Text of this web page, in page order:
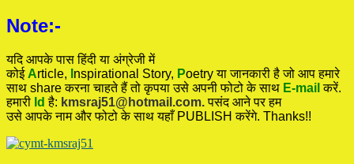
Note:-
यदि आपके पास हिंदी या अंग्रेजी में
कोईArticle, nspirational Story, Poetryया जानकारी है जो आप हमारे
साथ share करना चाहते हैं तो कृपया उसे अपनी फोटो के साथ E-mail करें.
हमारी Id है: kmsraj51@hotmail.com. पसंद आने पर हम
उसे आपके नाम और फोटो के साथ यहाँ PUBLISH करेंगे. Thanks!!